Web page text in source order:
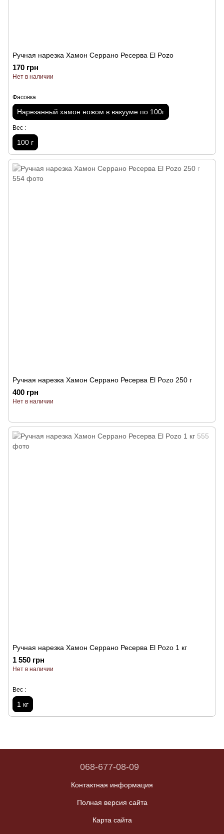
Ручная нарезка Хамон Серрано Ресерва El Pozo
170 грн
Нет в наличии
Фасовка
Нарезанный хамон ножом в вакууме по 100г
Вес :
100 г
Ручная нарезка Хамон Серрано Ресерва El Pozo 250 г
400 грн
Нет в наличии
Ручная нарезка Хамон Серрано Ресерва El Pozo 1 кг
1 550 грн
Нет в наличии
Вес :
1 кг
068-677-08-09
Контактная информация
Полная версия сайта
Карта сайта